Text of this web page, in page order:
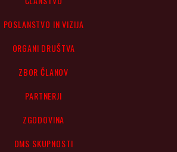
POSLANSTVO IN VIZIJA
ORGANI DRUŠTVA
ZBOR ČLANOV
PARTNERJI
ZGODOVINA
DMS SKUPNOSTI